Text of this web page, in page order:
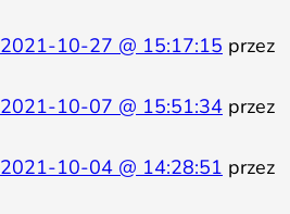
2021-10-27 @ 15:17:15 przez
2021-10-07 @ 15:51:34 przez
2021-10-04 @ 14:28:51 przez